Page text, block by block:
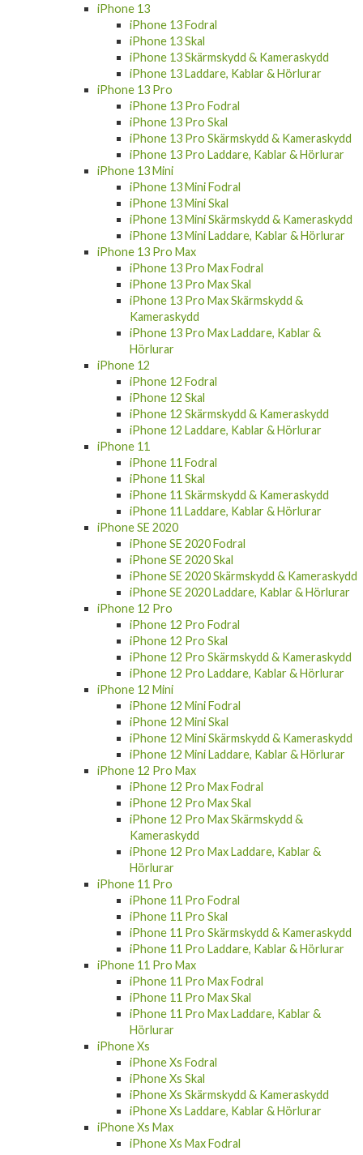
iPhone 13
iPhone 13 Fodral
iPhone 13 Skal
iPhone 13 Skärmskydd & Kameraskydd
iPhone 13 Laddare, Kablar & Hörlurar
iPhone 13 Pro
iPhone 13 Pro Fodral
iPhone 13 Pro Skal
iPhone 13 Pro Skärmskydd & Kameraskydd
iPhone 13 Pro Laddare, Kablar & Hörlurar
iPhone 13 Mini
iPhone 13 Mini Fodral
iPhone 13 Mini Skal
iPhone 13 Mini Skärmskydd & Kameraskydd
iPhone 13 Mini Laddare, Kablar & Hörlurar
iPhone 13 Pro Max
iPhone 13 Pro Max Fodral
iPhone 13 Pro Max Skal
iPhone 13 Pro Max Skärmskydd &
Kameraskydd
iPhone 13 Pro Max Laddare, Kablar &
Hörlurar
iPhone 12
iPhone 12 Fodral
iPhone 12 Skal
iPhone 12 Skärmskydd & Kameraskydd
iPhone 12 Laddare, Kablar & Hörlurar
iPhone 11
iPhone 11 Fodral
iPhone 11 Skal
iPhone 11 Skärmskydd & Kameraskydd
iPhone 11 Laddare, Kablar & Hörlurar
iPhone SE 2020
iPhone SE 2020 Fodral
iPhone SE 2020 Skal
iPhone SE 2020 Skärmskydd & Kameraskydd
iPhone SE 2020 Laddare, Kablar & Hörlurar
iPhone 12 Pro
iPhone 12 Pro Fodral
iPhone 12 Pro Skal
iPhone 12 Pro Skärmskydd & Kameraskydd
iPhone 12 Pro Laddare, Kablar & Hörlurar
iPhone 12 Mini
iPhone 12 Mini Fodral
iPhone 12 Mini Skal
iPhone 12 Mini Skärmskydd & Kameraskydd
iPhone 12 Mini Laddare, Kablar & Hörlurar
iPhone 12 Pro Max
iPhone 12 Pro Max Fodral
iPhone 12 Pro Max Skal
iPhone 12 Pro Max Skärmskydd &
Kameraskydd
iPhone 12 Pro Max Laddare, Kablar &
Hörlurar
iPhone 11 Pro
iPhone 11 Pro Fodral
iPhone 11 Pro Skal
iPhone 11 Pro Skärmskydd & Kameraskydd
iPhone 11 Pro Laddare, Kablar & Hörlurar
iPhone 11 Pro Max
iPhone 11 Pro Max Fodral
iPhone 11 Pro Max Skal
iPhone 11 Pro Max Laddare, Kablar &
Hörlurar
iPhone Xs
iPhone Xs Fodral
iPhone Xs Skal
iPhone Xs Skärmskydd & Kameraskydd
iPhone Xs Laddare, Kablar & Hörlurar
iPhone Xs Max
iPhone Xs Max Fodral